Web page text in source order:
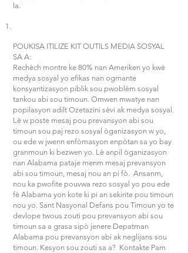
la.
POUKISA ITILIZE KIT OUTILS MEDIA SOSYAL
SA A:
Rechèch montre ke 80% nan Ameriken yo kwè
medya sosyal yo efikas nan ogmante
konsyantizasyon piblik sou pwoblèm sosyal
tankou abi sou timoun. Omwen mwatye nan
popilasyon adilt Ozetazini sèvi ak medya sosyal.
Lè w poste mesaj pou prevansyon abi sou
timoun sou paj rezo sosyal òganizasyon w yo,
ou ede w jwenn enfòmasyon enpòtan sa yo bay
granmoun ki bezwen yo. Lè anpil òganizasyon
nan Alabama pataje menm mesaj prevansyon
abi sou timoun, mesaj nou an pi fò. Ansanm,
nou ka pwofite pouvwa rezo sosyal yo pou ede
fè Alabama yon kote ki pi an sekirite pou timoun
nou yo. Sant Nasyonal Defans pou Timoun yo te
devlope twous zouti pou prevansyon abi sou
timoun sa a grasa sipò jenere Depatman
Alabama pou prevansyon abi ak neglijans sou
timoun. Kesyon sou zouti sa a? Kontakte Pam